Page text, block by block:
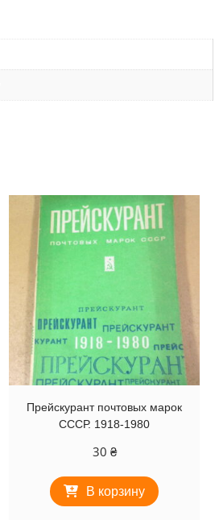
Прейскурант почтовых марок
СССР. 1918-1980
30 ₴
В корзину